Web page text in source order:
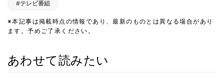
#テレビ番組
※本記事は掲載時点の情報であり、最新のものとは異なる場合があり
ます。予めご了承ください。
あわせて読みたい